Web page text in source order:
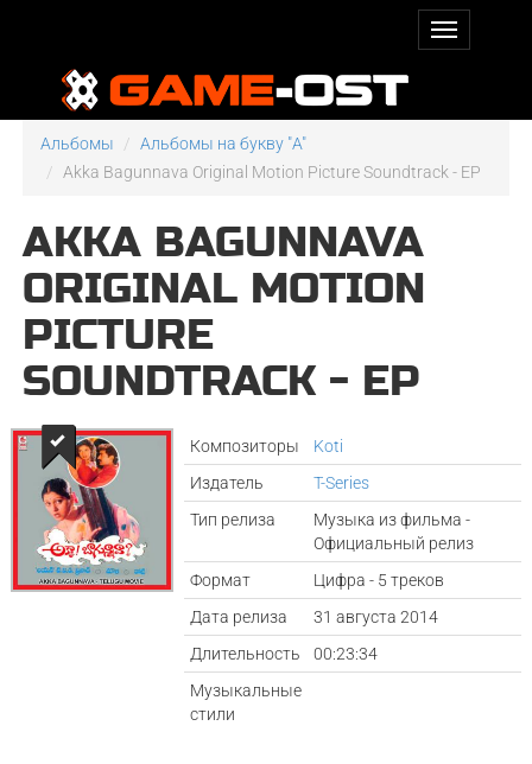
Альбомы
Альбомы на букву "A"
Akka Bagunnava Original Motion Picture Soundtrack - EP
AKKA BAGUNNAVA
ORIGINAL MOTION
PICTURE
SOUNDTRACK - EP
Композиторы
Koti
Издатель
T-Series
Тип релиза
Музыка из фильма -
Официальный релиз
Формат
Цифра - 5 треков
Дата релиза
31 августа 2014
Длительность
00:23:34
Музыкальные
стили